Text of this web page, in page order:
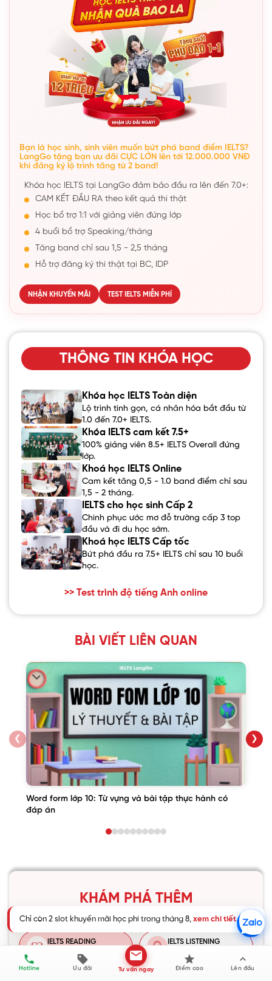
Bạn là học sinh, sinh viên muốn bứt phá band điểm IELTS?
LangGo tặng bạn ưu đãi CỰC LỚN lên tới 12.000.000 VNĐ
khi đăng ký lộ trình tăng từ 2 band!
Khóa học IELTS tại LangGo đảm bảo đầu ra lên đến 7.0+:
CAM KẾT ĐẦU RA theo kết quả thi thật
Học bổ trợ 1:1 với giảng viên đứng lớp
4 buổi bổ trợ Speaking/tháng
Tăng band chỉ sau 1,5 - 2,5 tháng
Hỗ trợ đăng ký thi thật tại BC, IDP
NHẬN KHUYẾN MÃI TEST IELTS MIỄN PHÍ
THÔNG TIN KHÓA HỌC
Khóa học IELTS Toàn diện
Lộ trình tinh gọn, cá nhân hóa bắt đầu từ
1.0 đến 7.0+ IELTS.
Khóa IELTS cam kết 7.5+
100% giảng viên 8.5+ IELTS Overall đứng
lớp.
Khoá học IELTS Online
Cam kết tăng 0,5 - 1.0 band điểm chỉ sau
1,5 - 2 tháng.
IELTS cho học sinh Cấp 2
Chinh phục ước mơ đỗ trường cấp 3 top
đầu và đi du học sớm.
Khoá học IELTS Cấp tốc
Bứt phá đầu ra 7.5+ IELTS chỉ sau 10 buổi
học.
>> Test trình độ tiếng Anh online
BÀI VIẾT LIÊN QUAN
❮
Word form lớp 10: Từ vựng và bài tập thực hành có
đáp án
❯
KHÁM PHÁ THÊM
IELTS READING IELTS LISTENING
Hotline Ưu đãi Tư vấn ngay Điểm cao Lên đầu
Chỉ còn 2 slot khuyến mãi học phí trong tháng 8,